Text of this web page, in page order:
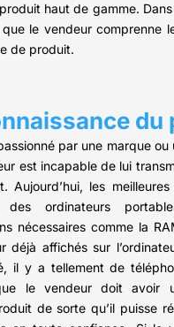
haut de gamme.
le vendeur comprenne
de produit.
du
par une marque
est incapable de lui
Aujourd’hui, les
des ordinateurs
nécessaires comme la
déjà affichés sur
il y a tellement de
le vendeur doit avoir
de sorte qu’il puisse